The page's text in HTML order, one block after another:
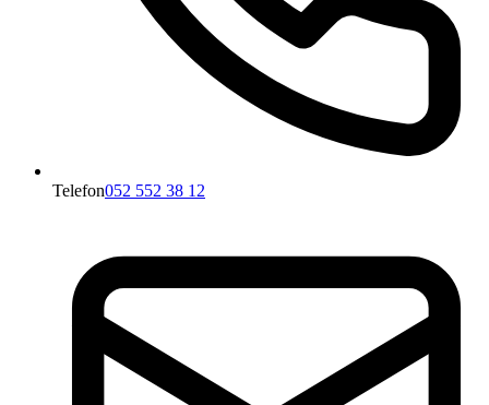
Telefon052 552 38 12